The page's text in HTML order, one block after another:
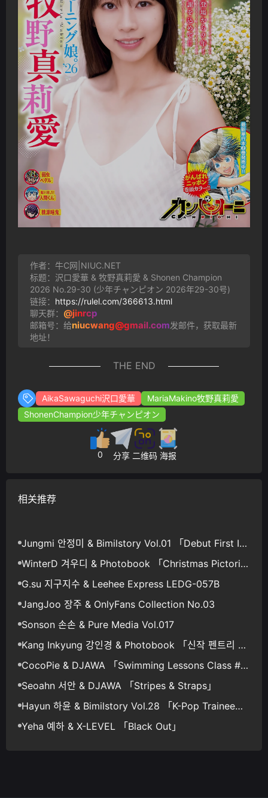
作者：牛C网|NIUC.NET
标题：沢口愛華 & 牧野真莉愛 & Shonen Champion
2026 No.29-30 (少年チャンピオン 2026年29-30号)
链接： https://rulel.com/366613.html
聊天群： @jinrcp
邮箱号：给niucwang@gmail.com发邮件，获取最新
地址！
THE END
AikaSawaguchi沢口愛華
MariaMakino牧野真莉愛
ShonenChampion少年チャンピオン
0 分享 二维码 海报
相关推荐
Jungmi 안정미 & Bimilstory Vol.01 「Debut First Im
pression」
WinterD 겨우디 & Photobook 「Christmas Pictoria
l」
G.su 지구지수 & Leehee Express LEDG-057B
JangJoo 장주 & OnlyFans Collection No.03
Sonson 손손 & Pure Media Vol.017
Kang Inkyung 강인경 & Photobook 「신작 펜트리 영
상 1개」
CocoPie & DJAWA 「Swimming Lessons Class #1
8」Set.02
Seoahn 서안 & DJAWA 「Stripes & Straps」
Hayun 하윤 & Bimilstory Vol.28 「K-Pop Trainee」
Yeha 예하 & X-LEVEL 「Black Out」